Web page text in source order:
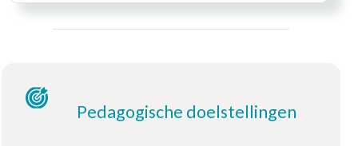
Pedagogische doelstellingen